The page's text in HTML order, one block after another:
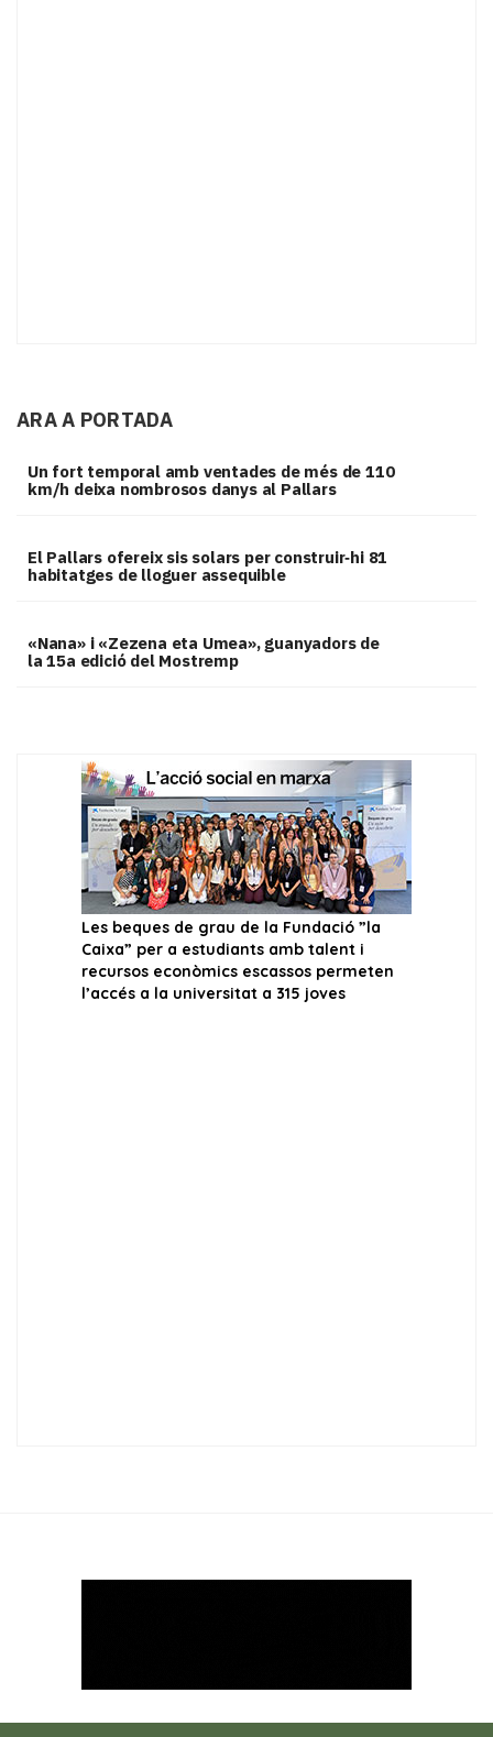
ARA A PORTADA
Un fort temporal amb ventades de més de 110
km/h deixa nombrosos danys al Pallars
El Pallars ofereix sis solars per construir‑hi 81
habitatges de lloguer assequible
«Nana» i «Zezena eta Umea», guanyadors de
la 15a edició del Mostremp